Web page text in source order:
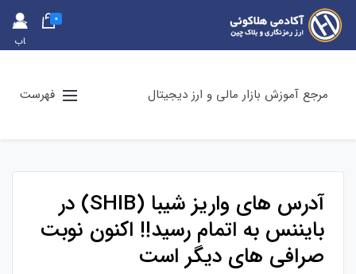
حس
اب
0
مرجع آموزش بازار مالی و ارز دیجیتال فهرست
آدرس های واریز شیبا (SHIB) در
بایننس به اتمام رسید!! اکنون نوبت
صرافی های دیگر است